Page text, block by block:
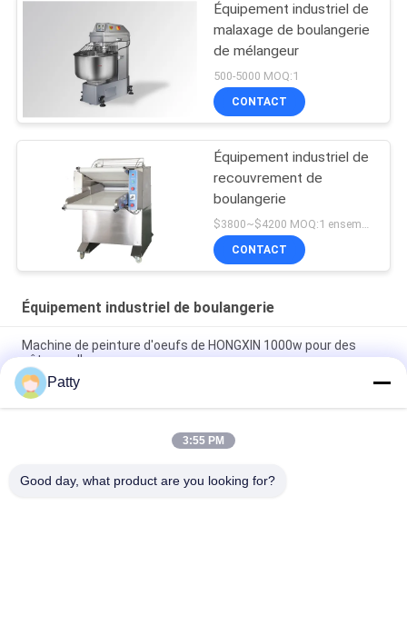
Équipement industriel de
malaxage de boulangerie
de mélangeur
500-5000 MOQ:1
CONTACT
Équipement industriel de
recouvrement de
boulangerie
CONTACT
Équipement industriel de boulangerie
Machine de peinture d'oeufs de HONGXIN 1000w pour des
gâteaux d'ananas
3KW 304 mélangeur planétaire d'oeufs de l'acier inoxydable
80L
500 mm largeur 304 en acier inoxydable machine à laminer la
Patty
3:55 PM
Good day, what product are you looking for?